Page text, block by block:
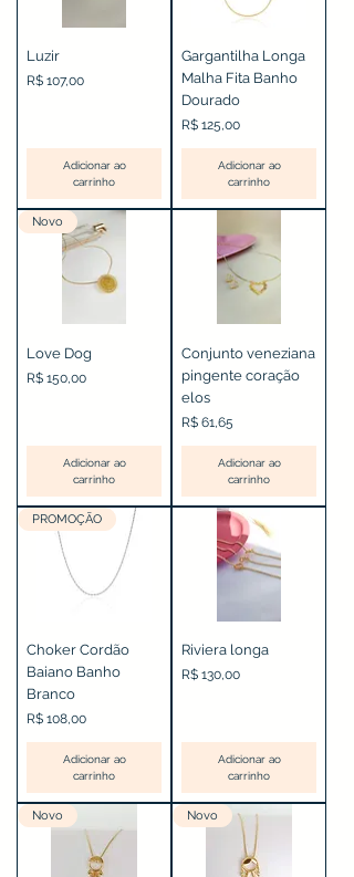
Luzir
Preço
R$ 107,00
Adicionar ao
carrinho
Gargantilha Longa
Malha Fita Banho
Dourado
Preço
R$ 125,00
Adicionar ao
carrinho
Novo
Love Dog
Preço
R$ 150,00
Adicionar ao
carrinho
Conjunto veneziana
pingente coração
elos
Preço
R$ 61,65
Adicionar ao
carrinho
PROMOÇÃO
Choker Cordão
Baiano Banho
Branco
Preço
R$ 108,00
Adicionar ao
carrinho
Riviera longa
Preço
R$ 130,00
Adicionar ao
carrinho
Novo Novo